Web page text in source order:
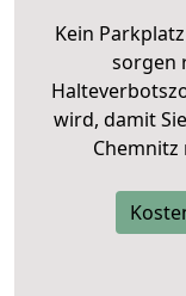
Kein
sorgen
wird, damit
Chemnitz